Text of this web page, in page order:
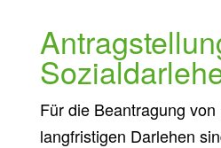
Für die Beantragung
langfristigen Darlehen